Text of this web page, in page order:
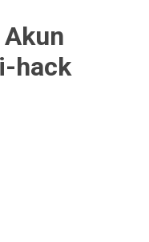
hack